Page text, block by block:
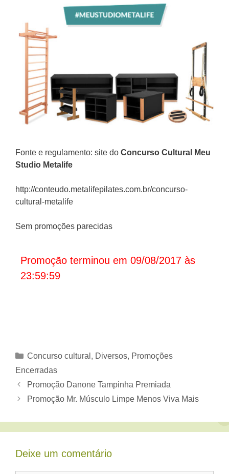
Fonte e regulamento: site do Concurso Cultural Meu
Studio Metalife
http://conteudo.metalifepilates.com.br/concurso-
cultural-metalife
Sem promoções parecidas
Promoção terminou em 09/08/2017 às
23:59:59
Categorias
Concurso cultural , Diversos, Promoções
Encerradas
Promoção Danone Tampinha Premiada
Promoção Mr. Músculo Limpe Menos Viva Mais
Deixe um comentário